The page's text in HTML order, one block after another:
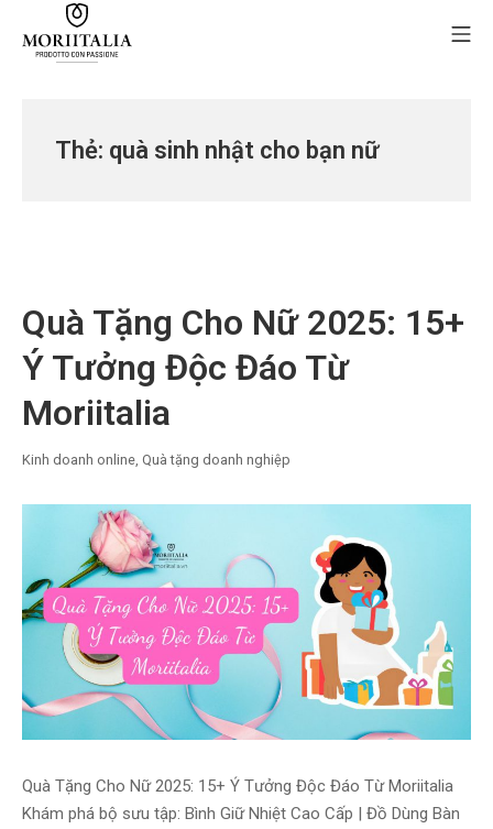
Thẻ: quà sinh nhật cho bạn nữ
Quà Tặng Cho Nữ 2025: 15+
Ý Tưởng Độc Đáo Từ
Moriitalia
Kinh doanh online, Quà tặng doanh nghiệp
Quà Tặng Cho Nữ 2025: 15+ Ý Tưởng Độc Đáo Từ Moriitalia
Khám phá bộ sưu tập: Bình Giữ Nhiệt Cao Cấp | Đồ Dùng Bàn